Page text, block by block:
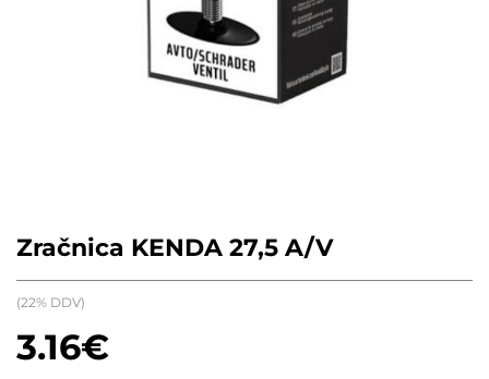
Zračnica KENDA 27,5 A/V
3.16€
(22% DDV)